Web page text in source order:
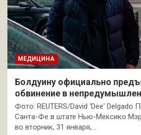
МЕДИЦИНА
Болдуину официально
обвинение в
Фото: REUTERS/David 'Dee' Delgado
Санта-Фе в штате Нью-Мексико
во вторник, 31 января,…